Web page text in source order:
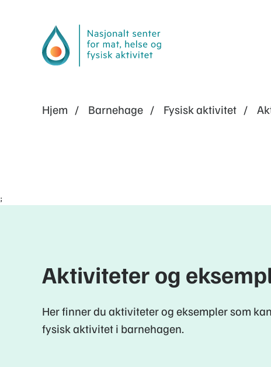
Hjem Barnehage Fysisk aktivitet
;
Aktiviteter og
Her finner du aktiviteter og eksempler som
fysisk aktivitet i barnehagen.